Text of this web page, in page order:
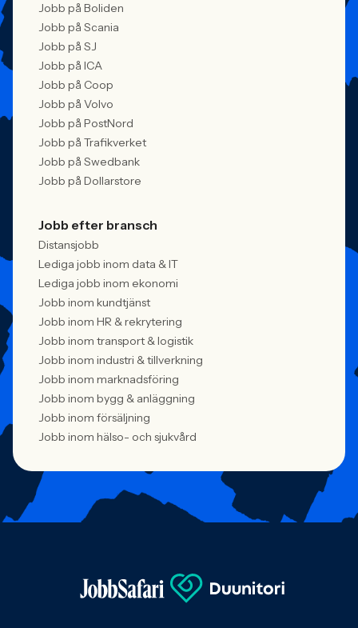
Jobb på Boliden
Jobb på Scania
Jobb på SJ
Jobb på ICA
Jobb på Coop
Jobb på Volvo
Jobb på PostNord
Jobb på Trafikverket
Jobb på Swedbank
Jobb på Dollarstore
Jobb efter bransch
Distansjobb
Lediga jobb inom data & IT
Lediga jobb inom ekonomi
Jobb inom kundtjänst
Jobb inom HR & rekrytering
Jobb inom transport & logistik
Jobb inom industri & tillverkning
Jobb inom marknadsföring
Jobb inom bygg & anläggning
Jobb inom försäljning
Jobb inom hälso- och sjukvård